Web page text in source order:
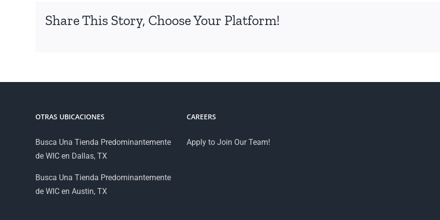
Share This Story, Choose Your Platform!
OTRAS UBICACIONES
Busca Una Tienda Predominantemente
de WIC en Dallas, TX
Busca Una Tienda Predominantemente
de WIC en Austin, TX
CAREERS
Apply to Join Our Team!